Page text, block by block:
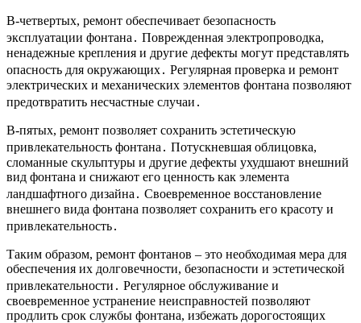
В-четвертых, ремонт обеспечивает безопасность
эксплуатации фонтана․ Поврежденная электропроводка,
ненадежные крепления и другие дефекты могут представлять
опасность для окружающих․ Регулярная проверка и ремонт
электрических и механических элементов фонтана позволяют
предотвратить несчастные случаи․
В-пятых, ремонт позволяет сохранить эстетическую
привлекательность фонтана․ Потускневшая облицовка,
сломанные скульптуры и другие дефекты ухудшают внешний
вид фонтана и снижают его ценность как элемента
ландшафтного дизайна․ Своевременное восстановление
внешнего вида фонтана позволяет сохранить его красоту и
привлекательность․
Таким образом, ремонт фонтанов – это необходимая мера для
обеспечения их долговечности, безопасности и эстетической
привлекательности․ Регулярное обслуживание и
своевременное устранение неисправностей позволяют
продлить срок службы фонтана, избежать дорогостоящих